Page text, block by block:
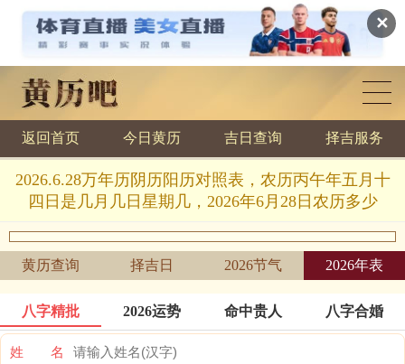
✕
黄历查询
返回首页 今日黄历 吉日查询 择吉服务
2026.6.28万年历阴历阳历对照表，农历丙午年五月十
四日是几月几日星期几，2026年6月28日农历多少
黄历查询 择吉日 2026节气 2026年表
八字精批 2026运势 命中贵人 八字合婚
姓 名